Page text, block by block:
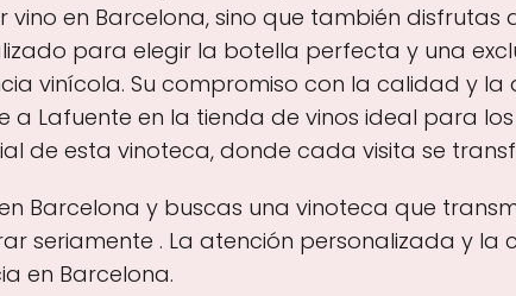
vino en Barcelona, sino que también
para elegir la botella perfecta y una
vinícola. Su compromiso con la calidad y
a Lafuente en la tienda de vinos ideal para
de esta vinoteca, donde cada visita se
Barcelona y buscas una vinoteca que
seriamente . La atención personalizada y
en Barcelona.